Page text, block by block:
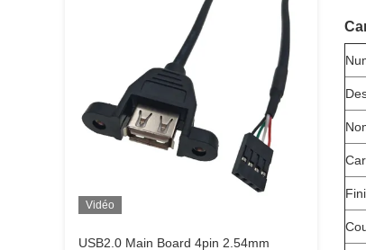
Vidéo
USB2.0 Main Board 4pin 2.54mm